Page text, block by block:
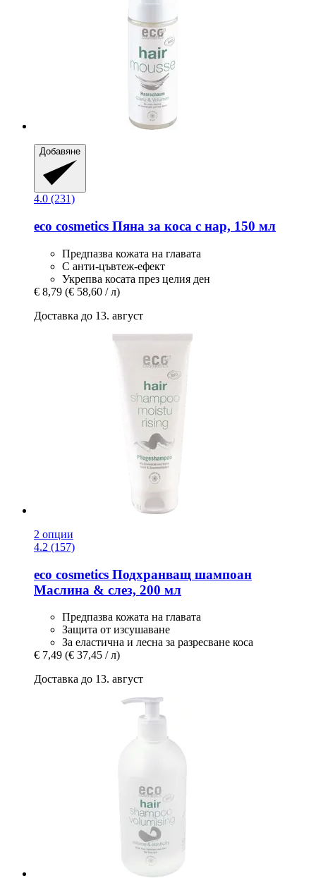
Добавяне
4.0 (231)
eco cosmetics Пяна за коса с нар, 150 мл
Предпазва кожата на главата
С анти-цъвтеж-ефект
Укрепва косата през целия ден
€ 8,79 (€ 58,60 / л)
Доставка до 13. август
2 опции
4.2 (157)
eco cosmetics Подхранващ шампоан
Маслина & слез, 200 мл
Предпазва кожата на главата
Защита от изсушаване
За еластична и лесна за разресване коса
€ 7,49 (€ 37,45 / л)
Доставка до 13. август